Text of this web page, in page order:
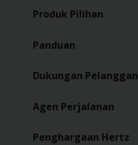
Produk Pilihan
Panduan
Dukungan Pelanggan
Agen Perjalanan
Penghargaan Hertz